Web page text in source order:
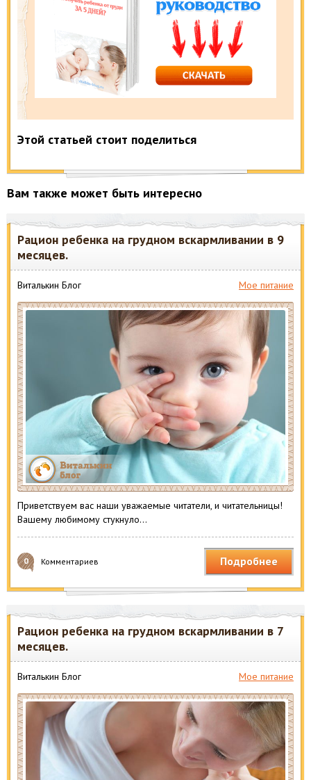
Этой статьей стоит поделиться
Вам также может быть интересно
Рацион ребенка на грудном вскармливании в 9
месяцев.
Виталькин Блог Мое питание
Приветствуем вас наши уважаемые читатели, и читательницы!
Вашему любимому стукнуло…
0 Комментариев Подробнее
Рацион ребенка на грудном вскармливании в 7
месяцев.
Виталькин Блог Мое питание